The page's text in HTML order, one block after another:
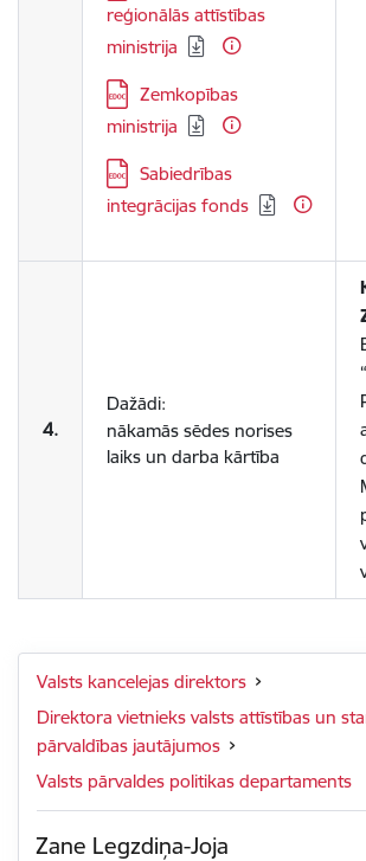
reģionālās attīstības
ministrija
Lejupielādēt:
Zemkopības
ministrija
Lejupielādēt:
Sabiedrības
integrācijas fonds
4.
Dažādi:
nākamās sēdes norises
laiks un darba kārtība
Valsts kancelejas direktors
Direktora vietnieks valsts attīstības un
pārvaldības jautājumos
Valsts pārvaldes politikas departaments
Zane Legzdiņa-Joja